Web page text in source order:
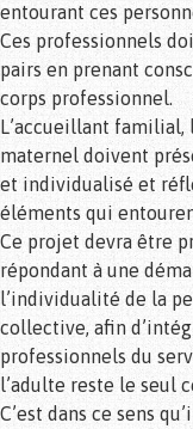
entourant ces
Ces professionnels
pairs en prenant
corps professionnel.
L’accueillant familial,
maternel doivent
et individualisé et
éléments qui
Ce projet devra être
répondant à une
l’individualité de la
collective, afin
professionnels du
l’adulte reste le seul
C’est dans ce sens